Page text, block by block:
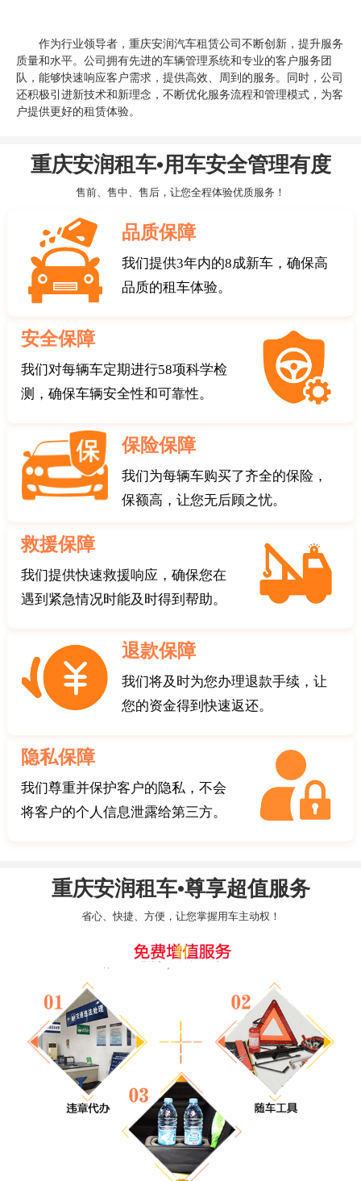
作为行业领导者，重庆安润汽车租赁公司不断创新，提升服务
质量和水平。公司拥有先进的车辆管理系统和专业的客户服务团
队，能够快速响应客户需求，提供高效、周到的服务。同时，公司
还积极引进新技术和新理念，不断优化服务流程和管理模式，为客
户提供更好的租赁体验。
重庆安润租车•用车安全管理有度
售前、售中、售后，让您全程体验优质服务！
品质保障
我们提供3年内的8成新车，确保高
品质的租车体验。
安全保障
我们对每辆车定期进行58项科学检
测，确保车辆安全性和可靠性。
保险保障
我们为每辆车购买了齐全的保险，
保额高，让您无后顾之忧。
救援保障
我们提供快速救援响应，确保您在
遇到紧急情况时能及时得到帮助。
退款保障
我们将及时为您办理退款手续，让
您的资金得到快速返还。
隐私保障
我们尊重并保护客户的隐私，不会
将客户的个人信息泄露给第三方。
重庆安润租车•尊享超值服务
省心、快捷、方便，让您掌握用车主动权！